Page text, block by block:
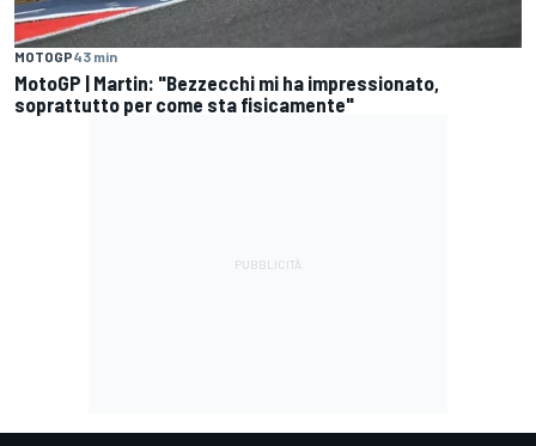
MOTOGP43 min
MotoGP | Martin: "Bezzecchi mi ha impressionato,
soprattutto per come sta fisicamente"